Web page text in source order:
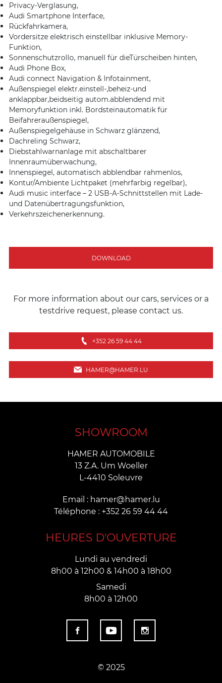
Privacy-Verglasung,
Audi Smartphone Interface,
Rückfahrkamera,
Vordersitze elektrisch einstellbar inklusive Memory-
Funktion,
Sonnenschutzrollo, manuell für dieTürscheiben hinten,
Audi Phone Box,
Audi connect Navigation & Infotainment,
Außenspiegel elektr.einstell-,beheiz-und
anklappbar,beidseitig autom.abblendend mit
Memoryfunktion inkl. Bordsteinautomatik für
Beifahreraußenspiegel,
Außenspiegelgehäuse in Schwarz glänzend,
Dachreling Schwarz,
Diebstahlwarnanlage mit abschaltbarer
Innenraumüberwachung,
Innenspiegel, automatisch abblendbar rahmenlos,
Kontur/Ambiente Lichtpaket (mehrfarbig regelbar),
Audi music interface – 2 USB-A-Schnittstellen mit Lade-
und Datenübertragungsfunktion,
Verkehrszeichenerkennung.
DOWNLOAD
For more information about our cars, services or a
testdrive request, please contact us.
+352 26 59 44 44
HAMER@HAMER.LU
SHOWROOM
HAMER AUTOMOBILE
13 Z.A. Um Woeller
L-4410 Soleuvre
Email : hamer@hamer.lu
Téléphone : +352 26 59 44 44
HEURES D'OUVERTURE
Lundi au vendredi
8h00 à 12h00 & 14h00 à 18h00
Samedi
8h00 à 12h00
© 2025